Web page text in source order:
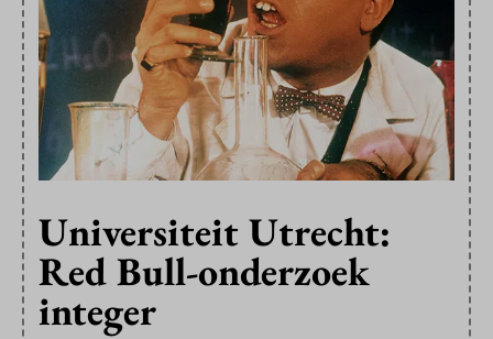
Universiteit Utrecht:
Red Bull-onderzoek
integer